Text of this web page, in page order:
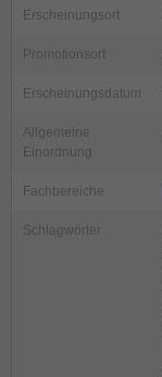
Erscheinungsort
Promotionsort
Erscheinungsdatum
Allgemeine
Einordnung
Fachbereiche
Schlagwörter